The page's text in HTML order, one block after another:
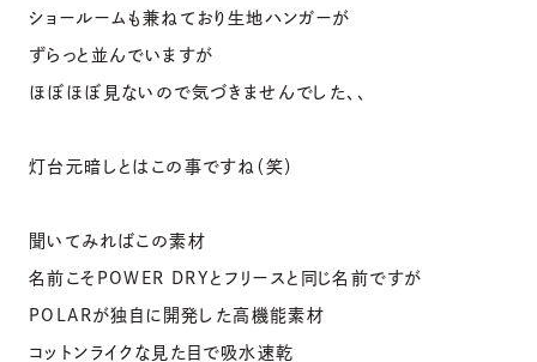
ショールームも兼ねており生地ハンガーが
ずらっと並んでいますが
ほぼほぼ見ないので気づきませんでした、、
灯台元暗しとはこの事ですね（笑）
聞いてみればこの素材
名前こそPOWER DRYとフリースと同じ名前ですが
POLARが独自に開発した高機能素材
コットンライクな見た目で吸水速乾